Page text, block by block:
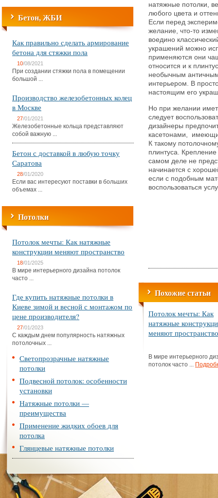
Бетон, ЖБИ
Как правильно сделать армирование
бетона для стяжки пола
10/08/2021
При создании стяжки пола в помещении
большой ...
Производство железобетонных колец
в Москве
27/01/2021
Железобетонные кольца представляют
собой важную ...
Бетон с доставкой в любую точку
Саратова
28/01/2020
Если вас интересуют поставки в больших
объемах ...
Потолки
Потолок мечты: Как натяжные
конструкции меняют пространство
18/01/2025
В мире интерьерного дизайна потолок
часто ...
Где купить натяжные потолки в
Киеве зимой и весной с монтажом по
цене производителя?
27/01/2023
С каждым днем популярность натяжных
потолочных ...
Светопрозрачные натяжные
потолки
Подвесной потолок: особенности
установки
Натяжные потолки —
преимущества
Применение жидких обоев для
потолка
Глянцевые натяжные потолки
натяжные потолки,
любого цвета и
Если перед
желание, что-то
воедино
украшений можно
применяются они
относится и к
необычным
интерьером. В
настоящим его
Но при желании
следует
дизайнеры
касетонами,
К такому
плинтуса.
самом деле не
начинается с
если с подобным
воспользоваться
Похожие статьи
Потолок мечты: Как
натяжные
меняют пространство
В мире интерьерного
потолок часто ...